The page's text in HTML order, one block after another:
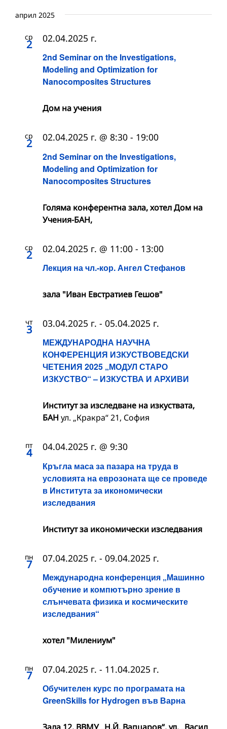
април 2025
ср
2
2nd Seminar on the Investigations,
Modeling and Optimization for
Nanocomposites Structures
02.04.2025 г.
Дом на учения
ср
2
2nd Seminar on the Investigations,
Modeling and Optimization for
Nanocomposites Structures
02.04.2025 г. @ 8:30 - 19:00
Голяма конферентна зала, хотел Дом на
Учения-БАН,
ср
2
Лекция на чл.-кор. Ангел Стефанов
02.04.2025 г. @ 11:00 - 13:00
зала "Иван Евстратиев Гешов"
чт
3
МЕЖДУНАРОДНА НАУЧНА
КОНФЕРЕНЦИЯ ИЗКУСТВОВЕДСКИ
ЧЕТЕНИЯ 2025 „МОДУЛ СТАРО
ИЗКУСТВО“ – ИЗКУСТВА И АРХИВИ
03.04.2025 г. - 05.04.2025 г.
Институт за изследване на изкуствата,
БАН ул. „Кракра“ 21, София
пт
4
Кръгла маса за пазара на труда в
условията на еврозоната ще се проведе
в Института за икономически
изследвания
04.04.2025 г. @ 9:30
Институт за икономически изследвания
пн
7
Международна конференция „Машинно
обучение и компютърно зрение в
слънчевата физика и космическите
изследвания“
07.04.2025 г. - 09.04.2025 г.
хотел "Милениум"
пн
7
Обучителен курс по програмата на
GreenSkills for Hydrogen във Варна
07.04.2025 г. - 11.04.2025 г.